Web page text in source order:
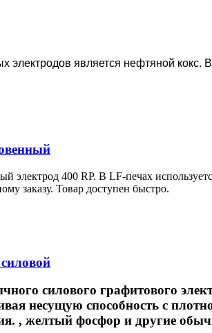
является нефтяной
электрод 400 RP. В LF-печах
заказу. Товар доступен быстро.
силового графитового
несущую способность с
, желтый фосфор и другие